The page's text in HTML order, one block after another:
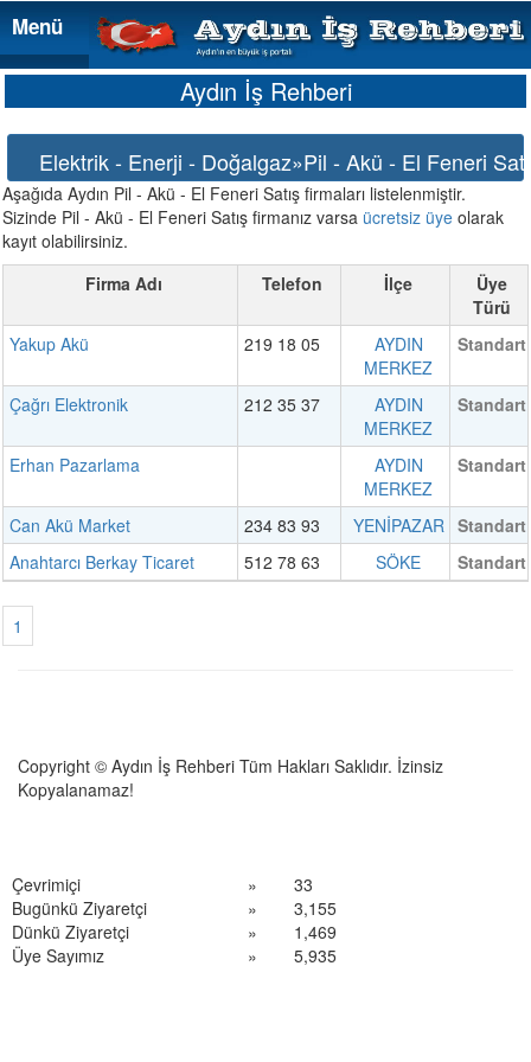
Menü
Menü
Aydın İş Rehberi
Elektrik - Enerji - Doğalgaz»Pil - Akü - El Feneri
Aşağıda Aydın Pil - Akü - El Feneri Satış firmaları listelenmiştir.
Sizinde Pil - Akü - El Feneri Satış firmanız varsa ücretsiz üye olarak
kayıt olabilirsiniz.
Firma Adı
Telefon İlçe
Üye
Türü
Yakup Akü
219 18 05
AYDIN
MERKEZ
Standart
Çağrı Elektronik 212 35 37
AYDIN
MERKEZ
Standart
Erhan Pazarlama
AYDIN
MERKEZ
Standart
Can Akü Market 234 83 93 YENİPAZAR Standart
Anahtarcı Berkay Ticaret
512 78 63 SÖKE Standart
1
Copyright © Aydın İş Rehberi Tüm Hakları Saklıdır. İzinsiz
Kopyalanamaz!
Çevrimiçi »
33
Bugünkü Ziyaretçi
»
3,155
Dünkü Ziyaretçi
»
1,469
Üye Sayımız
» 5,935